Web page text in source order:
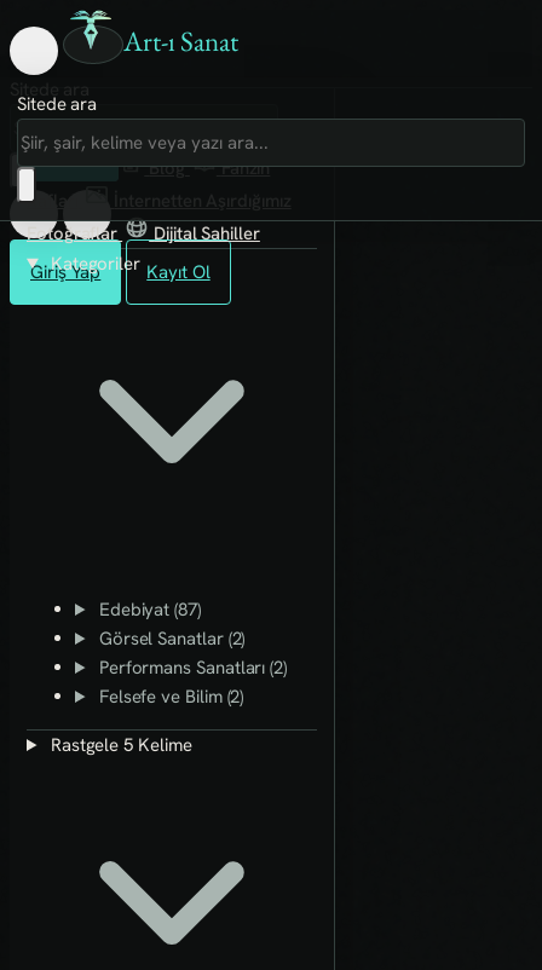
Art-ı Sanat
Giriş Yap Kayıt Ol
Sitede ara
Art-ı Sosyal
İmece
Kütüphane
Blog
Fanzin
Rafları
Fotoğraflar
Dijital Sahiller
Kategoriler
Edebiyat (87)
Görsel Sanatlar (2)
Performans Sanatları (2)
Felsefe ve Bilim (2)
Rastgele 5 Kelime